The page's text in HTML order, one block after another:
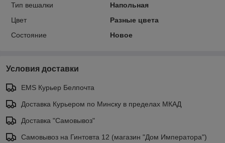
Тип вешалки
Напольная
Цвет
Разные цвета
Состояние
Новое
Условия доставки
EMS Курьер Белпочта
Доставка Курьером по Минску в пределах МКАД
Доставка "Самовывоз"
Самовывоз на Гинтовта 12 (магазин "Дом Императора")